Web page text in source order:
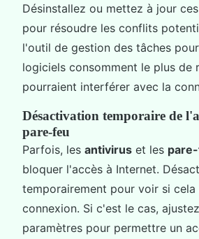
Désinstallez ou mettez à jour
pour résoudre les conflits
l'outil de gestion des tâches
logiciels consomment le plus de
pourraient interférer avec la
Désactivation temporaire de
pare-feu
Parfois, les antivirus et les
bloquer l'accès à Internet.
temporairement pour voir si cela
connexion. Si c'est le cas,
paramètres pour permettre un